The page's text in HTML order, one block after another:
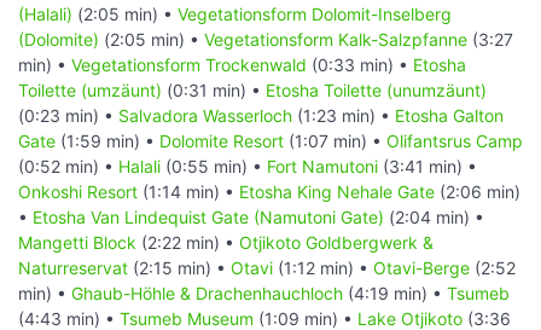
(Halali) (2:05 min) • Vegetationsform Dolomit-Inselberg
(Dolomite) (2:05 min) • Vegetationsform Kalk-Salzpfanne (3:27
min) • Vegetationsform Trockenwald (0:33 min) • Etosha
Toilette (umzäunt) (0:31 min) • Etosha Toilette (unumzäunt)
(0:23 min) • Salvadora Wasserloch (1:23 min) • Etosha Galton
Gate (1:59 min) • Dolomite Resort (1:07 min) • Olifantsrus Camp
(0:52 min) • Halali (0:55 min) • Fort Namutoni (3:41 min) •
Onkoshi Resort (1:14 min) • Etosha King Nehale Gate (2:06 min)
• Etosha Van Lindequist Gate (Namutoni Gate) (2:04 min) •
Mangetti Block (2:22 min) • Otjikoto Goldbergwerk &
Naturreservat (2:15 min) • Otavi (1:12 min) • Otavi-Berge (2:52
min) • Ghaub-Höhle & Drachenhauchloch (4:19 min) • Tsumeb
(4:43 min) • Tsumeb Museum (1:09 min) • Lake Otjikoto (3:36